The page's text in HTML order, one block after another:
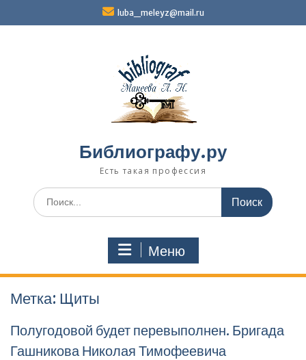
luba_meleyz@mail.ru
Библиографу.ру
Есть такая профессия
Поиск
по:
Меню
Метка: Щиты
Полугодовой будет перевыполнен. Бригада
Гашникова Николая Тимофеевича